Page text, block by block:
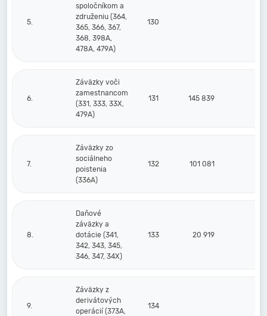
5.
spoločníkom a
združeniu (364,
365, 366, 367,
368, 398A,
478A, 479A)
130
6.
Záväzky voči
zamestnancom
(331, 333, 33X,
479A)
131 145 839
7.
Záväzky zo
sociálneho
poistenia
(336A)
132 101 081
8.
Daňové
záväzky a
dotácie (341,
342, 343, 345,
346, 347, 34X)
133 20 919
9.
Záväzky z
derivátových
operácií (373A,
134